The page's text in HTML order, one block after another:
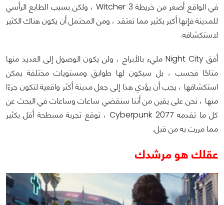
في الواقع أصغر من خريطة Witcher 3 ، ولكن بسبب الطابع الرأسي
للمدينة فإنها أكبر بكثير مما تعتقد ، ومن المحتمل أن يكون هناك الكثير
لاستكشافه.
أفق Night City مليء بالأبراج ، ولن يكون الوصول إلى العديد منها
متاحًا فحسب ، بل سيكون لها طوابق ومستويات مختلفة يمكن
استكشافها ، يجب أن يؤدي هذا إلى جعل مدينة أكثر واقعية لتكون جزءًا
منها ، نحن على يقين من أننا سنقضي ساعات وساعات في البحث عن
كل ما تقدمه Cyberpunk 2077 ، توقع تجربة مسطحة أقل بكثير
مما مررت به من قبل.
عقلك هو مرشدك